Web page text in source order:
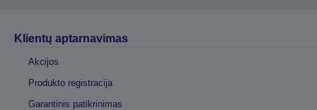
Klientų aptarnavimas
Akcijos
Produkto registracija
Garantinis patikrinimas